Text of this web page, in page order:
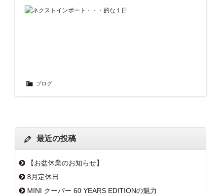
ブログ
最近の投稿
【お盆休業のお知らせ】
8月定休日
MINI クーパー 60 YEARS EDITIONの魅力